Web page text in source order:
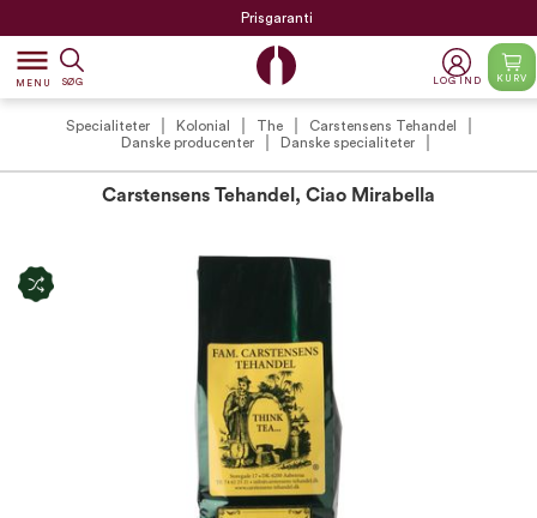
Prisgaranti
dehaze
MENU SØG LOG IND KURV
Specialiteter Kolonial The
Carstensens Tehandel
Danske producenter
Danske specialiteter
Carstensens Tehandel, Ciao Mirabella